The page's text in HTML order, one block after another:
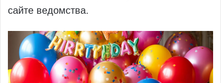
сайте ведомства.